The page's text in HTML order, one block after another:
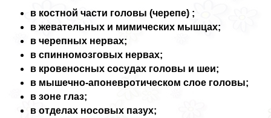
в костной части головы (черепе) ;
в жевательных и мимических мышцах;
в черепных нервах;
в спинномозговых нервах;
в кровеносных сосудах головы и шеи;
в мышечно-апоневротическом слое головы;
в зоне глаз;
в отделах носовых пазух;